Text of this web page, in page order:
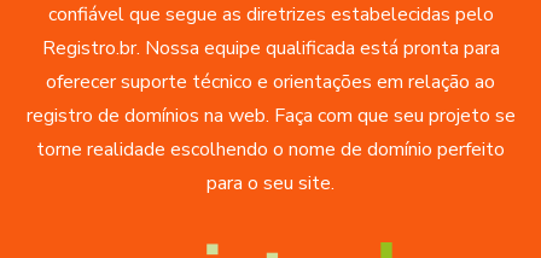
confiável que segue as diretrizes estabelecidas pelo
Registro.br. Nossa equipe qualificada está pronta para
oferecer suporte técnico e orientações em relação ao
registro de domínios na web. Faça com que seu projeto se
torne realidade escolhendo o nome de domínio perfeito
para o seu site.